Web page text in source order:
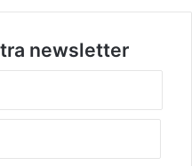
newsletter